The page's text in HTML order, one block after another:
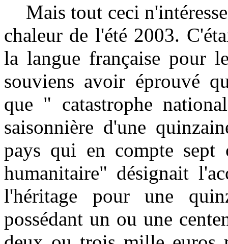
Mais tout ceci
chaleur de l'été 2003.
la langue française pour
souviens avoir éprouvé
que " catastrophe
saisonnière d'une
pays qui en compte
humanitaire" désignait
l'héritage pour une
possédant un ou une